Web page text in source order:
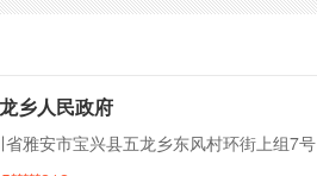
乡人民政府
省雅安市宝兴县五龙乡东风村环街上组7号